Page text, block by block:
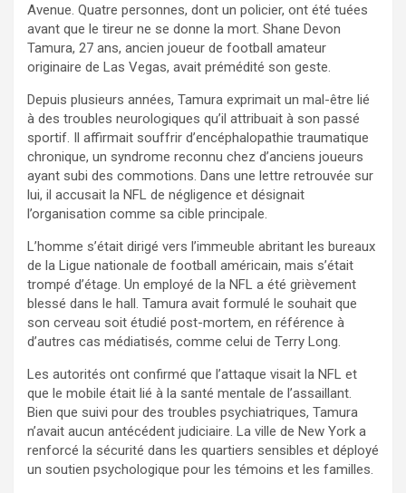
Avenue. Quatre personnes, dont un policier, ont été tuées
avant que le tireur ne se donne la mort. Shane Devon
Tamura, 27 ans, ancien joueur de football amateur
originaire de Las Vegas, avait prémédité son geste.
Depuis plusieurs années, Tamura exprimait un mal-être lié
à des troubles neurologiques qu’il attribuait à son passé
sportif. Il affirmait souffrir d’encéphalopathie traumatique
chronique, un syndrome reconnu chez d’anciens joueurs
ayant subi des commotions. Dans une lettre retrouvée sur
lui, il accusait la NFL de négligence et désignait
l’organisation comme sa cible principale.
L’homme s’était dirigé vers l’immeuble abritant les bureaux
de la Ligue nationale de football américain, mais s’était
trompé d’étage. Un employé de la NFL a été grièvement
blessé dans le hall. Tamura avait formulé le souhait que
son cerveau soit étudié post-mortem, en référence à
d’autres cas médiatisés, comme celui de Terry Long.
Les autorités ont confirmé que l’attaque visait la NFL et
que le mobile était lié à la santé mentale de l’assaillant.
Bien que suivi pour des troubles psychiatriques, Tamura
n’avait aucun antécédent judiciaire. La ville de New York a
renforcé la sécurité dans les quartiers sensibles et déployé
un soutien psychologique pour les témoins et les familles.